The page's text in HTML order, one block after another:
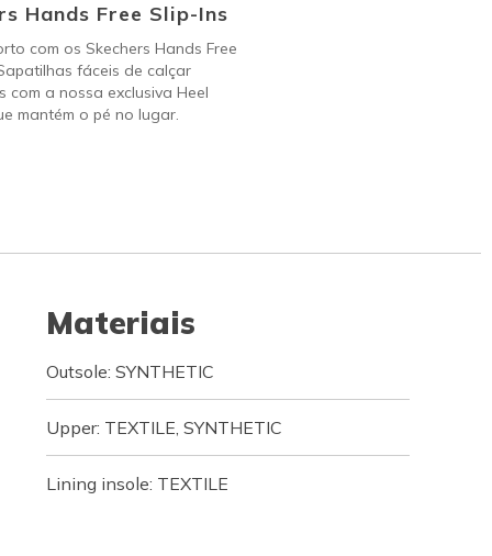
Hands Free Slip-Ins
com os Skechers Hands Free
fáceis de calçar
com a nossa exclusiva Heel
mantém o pé no lugar.
Materiais
Outsole: SYNTHETIC
Upper: TEXTILE, SYNTHETIC
Lining insole: TEXTILE